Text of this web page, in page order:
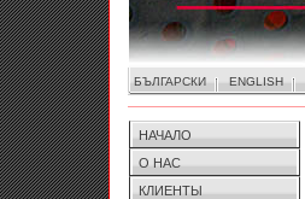
БЪЛГАРСКИ ENGLISH
НАЧАЛО
О НАС
КЛИЕНТЫ